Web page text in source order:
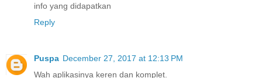
info yang didapatkan
Reply
Puspa December 27, 2017 at 12:13 PM
Wah aplikasinya keren dan komplet.